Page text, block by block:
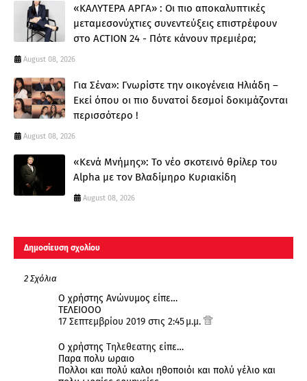
«ΚΑΛΥΤΕΡΑ ΑΡΓΑ» : Oι πιο αποκαλυπτικές
μεταμεσονύχτιες συνεντεύξεις επιστρέφουν
στο ACTION 24 - Πότε κάνουν πρεμιέρα;
August 08, 2026
Για Σένα»: Γνωρίστε την οικογένεια Ηλιάδη –
Εκεί όπου οι πιο δυνατοί δεσμοί δοκιμάζονται
περισσότερο !
August 08, 2026
«Κενά Μνήμης»: Το νέο σκοτεινό θρίλερ του
Alpha με τον Βλαδίμηρο Κυριακίδη
August 08, 2026
Δημοσίευση σχολίου
2 Σχόλια
Ο χρήστης Ανώνυμος είπε…
ΤΕΛΕΙΟΟΟ
17 Σεπτεμβρίου 2019 στις 2:45 μ.μ.
Ο χρήστης Τηλεθεατης είπε…
Παρα πολυ ωραιο
Πολλοι και πολύ καλοι ηθοποιόι και πολύ γέλιο και